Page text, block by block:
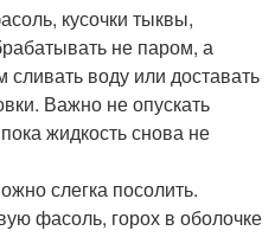
кусочки тыквы,
не паром, а
сливать воду или доставать
Важно не опускать
жидкость снова не
слегка посолить.
фасоль, горох в оболочке